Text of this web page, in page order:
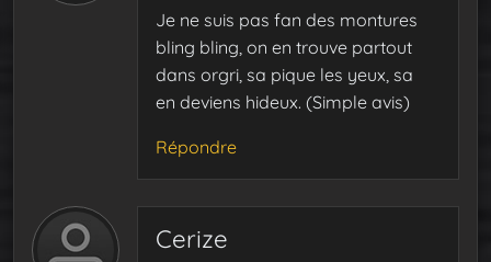
Je ne suis pas fan des montures
bling bling, on en trouve partout
dans orgri, sa pique les yeux, sa
en deviens hideux. (Simple avis)
Répondre
Cerize